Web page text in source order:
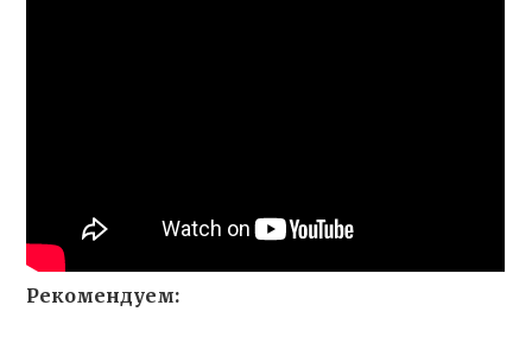
Рекомендуем: